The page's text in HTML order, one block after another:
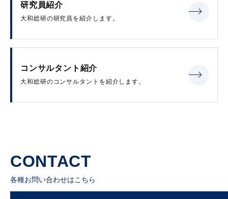
研究員紹介
大和総研の研究員を紹介します。
コンサルタント紹介
大和総研のコンサルタントを紹介します。
CONTACT
各種お問い合わせはこちら